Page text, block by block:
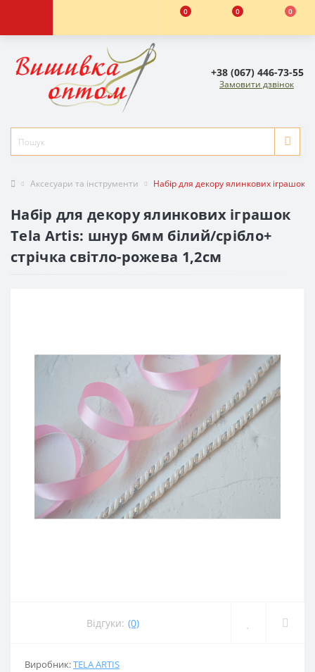
0 0 0
+38 (067) 446-73-55
Замовити дзвінок
Аксесуари та інструменти Набір для декору ялинкових іграшок
Набір для декору ялинкових іграшок
Tela Artis: шнур 6мм білий/срібло+
стрічка світло-рожева 1,2см
Відгуки: (0)
Виробник:TELA ARTIS